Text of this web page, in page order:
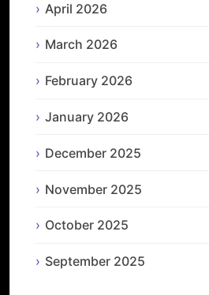
April 2026
March 2026
February 2026
January 2026
December 2025
November 2025
October 2025
September 2025